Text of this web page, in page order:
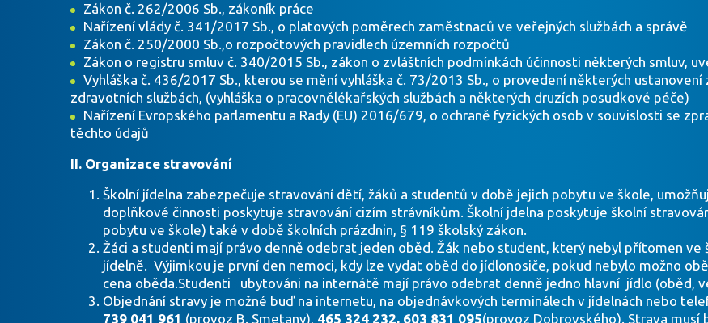
Zákon č. 262/2006 Sb., zákoník práce
Nařízení vlády č. 341/2017 Sb., o platových poměrech zaměstnaců ve veřejných službách a správě
Zákon č. 250/2000 Sb.,o rozpočtových pravidlech územních rozpočtů
Zákon o registru smluv č. 340/2015 Sb., zákon o zvláštních podmínkách účinnosti některých smluv,
Vyhláška č. 436/2017 Sb., kterou se mění vyhláška č. 73/2013 Sb., o provedení některých
zdravotních službách, (vyhláška o pracovnělékařských službách a některých druzích posudkové péče)
Nařízení Evropského parlamentu a Rady (EU) 2016/679, o ochraně fyzických osob v souvislosti se
těchto údajů
II. Organizace stravování
Školní jídelna zabezpečuje stravování dětí, žáků a studentů v době jejich pobytu ve škole,
doplňkové činnosti poskytuje stravování cizím strávníkům. Školní jdelna poskytuje školní
pobytu ve škole) také v době školních prázdnin, § 119 školský zákon.
Žáci a studenti mají právo denně odebrat jeden oběd. Žák nebo student, který nebyl přítomen ve
jídelně. Výjimkou je první den nemoci, kdy lze vydat oběd do jídlonosiče, pokud nebylo možno
cena oběda.Studenti ubytováni na internátě mají právo odebrat denně jedno hlavní jídlo (oběd,
Objednání stravy je možné buď na internetu, na objednávkových terminálech v jídelnách nebo
739 041 961 (provoz B. Smetany), 465 324 232, 603 831 095(provoz Dobrovského). Strava musí